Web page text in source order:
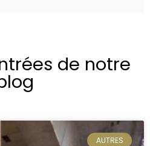
de notre
AUTRES